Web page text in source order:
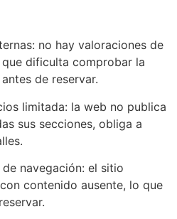
no hay valoraciones de
dificulta comprobar la
de reservar.
limitada: la web no publica
sus secciones, obliga a
navegación: el sitio
contenido ausente, lo que